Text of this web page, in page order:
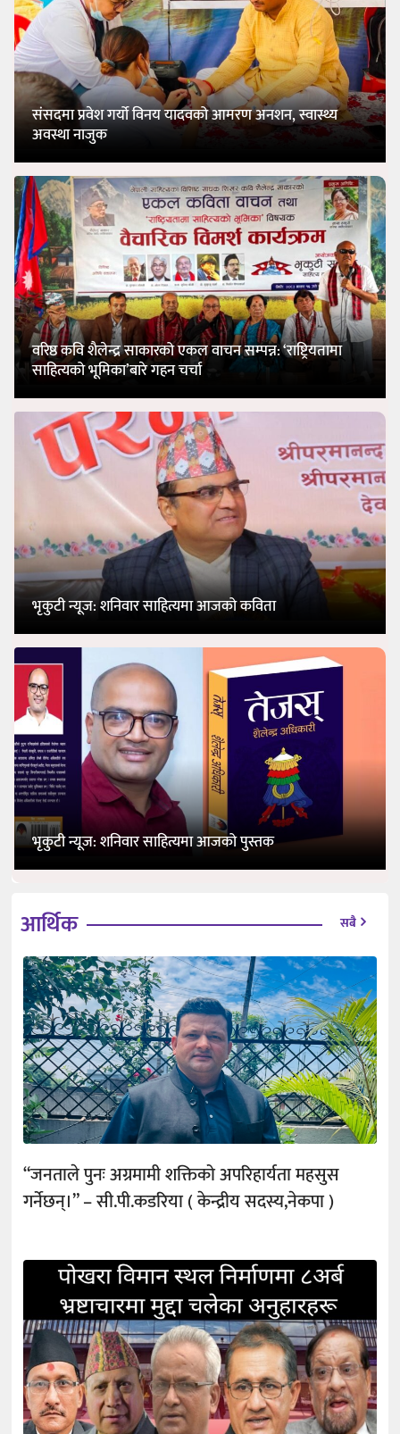
संसदमा प्रवेश गर्यो विनय यादवको आमरण अनशन, स्वास्थ्य
अवस्था नाजुक
वरिष्ठ कवि शैलेन्द्र साकारको एकल वाचन सम्पन्न: ‘राष्ट्रियतामा
साहित्यको भूमिका’बारे गहन चर्चा
भृकुटी न्यूज: शनिवार साहित्यमा आजको कविता
भृकुटी न्यूज: शनिवार साहित्यमा आजको पुस्तक
आर्थिक सबै
“जनताले पुनः अग्रमामी शक्तिको अपरिहार्यता महसुस
गर्नेछन्।” – सी.पी.कडरिया ( केन्द्रीय सदस्य,नेकपा )